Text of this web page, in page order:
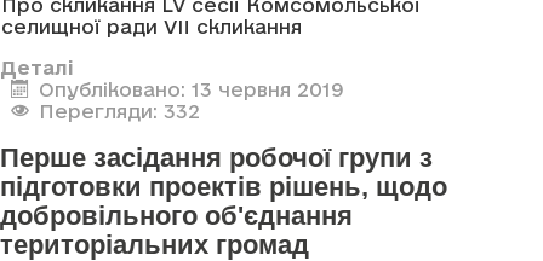
Про скликання LV сесії Комсомольської
селищної ради VII скликання
Деталі
Опубліковано: 13 червня 2019
Перегляди: 332
Перше засідання робочої групи з
підготовки проектів рішень, щодо
добровільного об'єднання
територіальних громад